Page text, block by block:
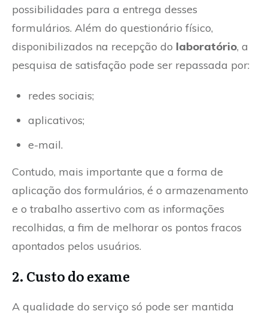
possibilidades para a entrega desses
formulários. Além do questionário físico,
disponibilizados na recepção do laboratório, a
pesquisa de satisfação pode ser repassada por:
redes sociais;
aplicativos;
e-mail.
Contudo, mais importante que a forma de
aplicação dos formulários, é o armazenamento
e o trabalho assertivo com as informações
recolhidas, a fim de melhorar os pontos fracos
apontados pelos usuários.
2. Custo do exame
A qualidade do serviço só pode ser mantida